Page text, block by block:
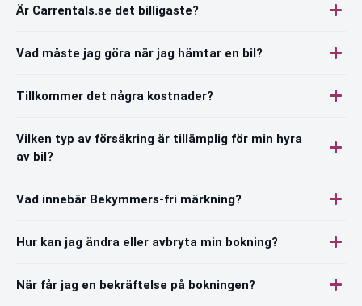
Är Carrentals.se det billigaste?
Vad måste jag göra när jag hämtar en bil?
Tillkommer det några kostnader?
Vilken typ av försäkring är tillämplig för min hyra
av bil?
Vad innebär Bekymmers-fri märkning?
Hur kan jag ändra eller avbryta min bokning?
När får jag en bekräftelse på bokningen?